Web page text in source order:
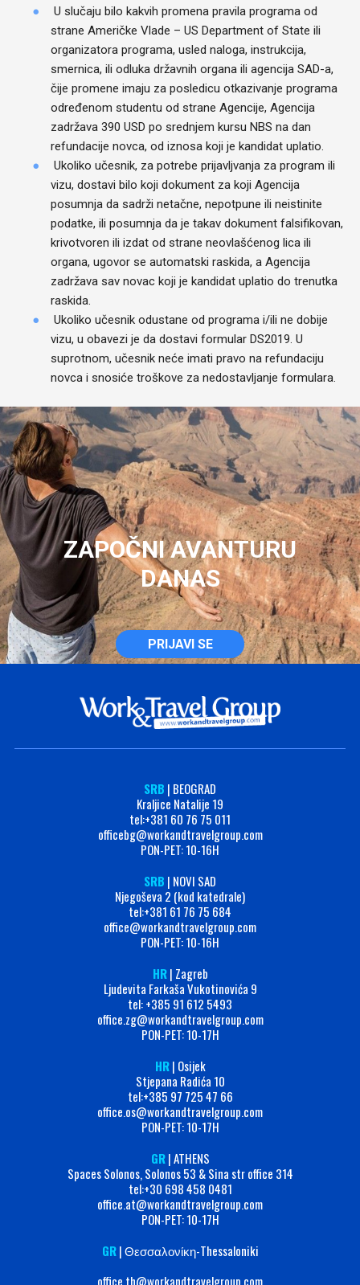
U slučaju bilo kakvih promena pravila programa od
strane Američke Vlade – US Department of State ili
organizatora programa, usled naloga, instrukcija,
smernica, ili odluka državnih organa ili agencija SAD-a,
čije promene imaju za posledicu otkazivanje programa
određenom studentu od strane Agencije, Agencija
zadržava 390 USD po srednjem kursu NBS na dan
refundacije novca, od iznosa koji je kandidat uplatio.
Ukoliko učesnik, za potrebe prijavljvanja za program ili
vizu, dostavi bilo koji dokument za koji Agencija
posumnja da sadrži netačne, nepotpune ili neistinite
podatke, ili posumnja da je takav dokument falsifikovan,
krivotvoren ili izdat od strane neovlašćenog lica ili
organa, ugovor se automatski raskida, a Agencija
zadržava sav novac koji je kandidat uplatio do trenutka
raskida.
Ukoliko učesnik odustane od programa i/ili ne dobije
vizu, u obavezi je da dostavi formular DS2019. U
suprotnom, učesnik neće imati pravo na refundaciju
novca i snosiće troškove za nedostavljanje formulara.
ZAPOČNI AVANTURU
DANAS
PRIJAVI SE
SRB | BEOGRAD
Kraljice Natalije 19
tel:+381 60 76 75 011
officebg@workandtravelgroup.com
PON-PET: 10-16H
SRB | NOVI SAD
Njegoševa 2 (kod katedrale)
tel:+381 61 76 75 684
office@workandtravelgroup.com
PON-PET: 10-16H
HR| Zagreb
Ljudevita Farkaša Vukotinovića 9
tel: +385 91 612 5493
office.zg@workandtravelgroup.com
PON-PET: 10-17H
HR| Osijek
Stjepana Radića 10
tel:+385 97 725 47 66
office.os@workandtravelgroup.com
PON-PET: 10-17H
GR| ATHENS
Spaces Solonos, Solonos 53 & Sina str office 314
tel:+30 698 458 0481
office.at@workandtravelgroup.com
PON-PET: 10-17H
GR| Θεσσαλονίκη-Thessaloniki
office.th@workandtravelgroup.com